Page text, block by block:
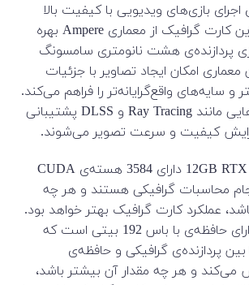
اجرای بازی‌های ویدیویی با کیفیت بالا
طراحی شده است. این کارت گرافیک از معماری Ampere بهره
پردازنده‌ی هشت نانومتری سامسونگ
امکان ایجاد تصاویر با جزئیات
و سایه‌های واقع‌گرایانه‌تر را فراهم می‌کند.
همچنین از قابلیت‌هایی مانند Ray Tracing و DLSS پشتیبانی
کیفیت و سرعت تصویر می‌شوند.
کارت گرافیک 12GB RTX 3060 دارای 3584 هسته‌ی CUDA
محاسبات گرافیکی هستند و هر چه
عملکرد کارت گرافیک بهتر خواهد بود.
این کارت گرافیک دارای حافظه‌ی با باس 192 بیتی است که
بین پردازنده‌ی گرافیکی و حافظه‌ی
و هر چه مقدار آن بیشتر باشد،